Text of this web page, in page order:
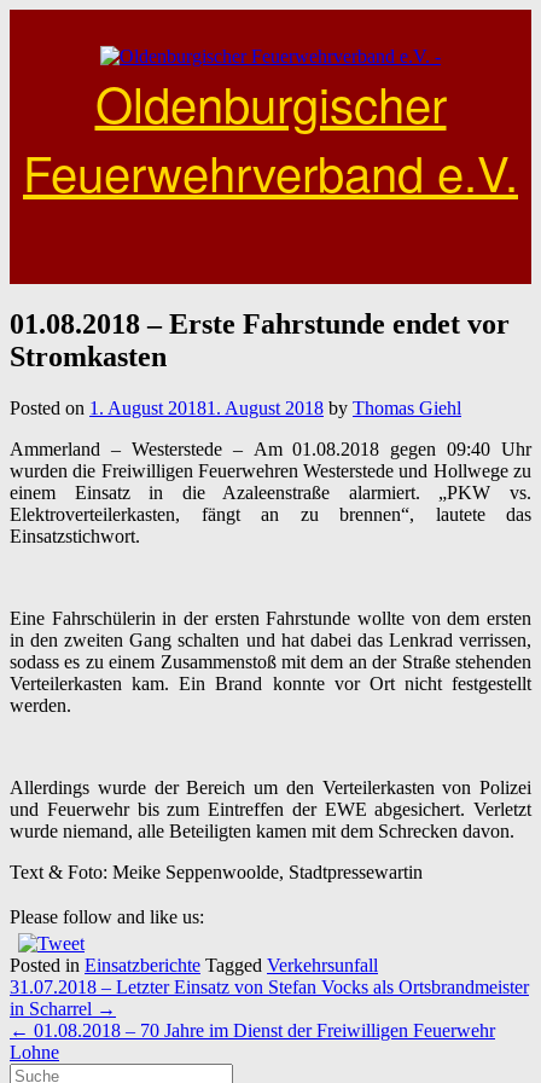
Oldenburgischer
Feuerwehrverband e.V.
01.08.2018 – Erste Fahrstunde endet vor
Stromkasten
Posted on 1. August 20181. August 2018 by Thomas Giehl
Ammerland – Westerstede – Am01.08.2018 gegen 09:40 Uhr
wurden die Freiwilligen FeuerwehrenWesterstede und Hollwege zu
einem Einsatz in die Azaleenstraße alarmiert. „PKW vs.
Elektroverteilerkasten, fängt an zu brennen“, lautete das
Einsatzstichwort.
Eine Fahrschülerin in der ersten Fahrstunde wollte von dem ersten
in den zweiten Gang schalten und hat dabei das Lenkrad verrissen,
sodass es zu einem Zusammenstoß mit dem an der Straße stehenden
Verteilerkasten kam. Ein Brand konnte vor Ort nicht festgestellt
werden.
Allerdings wurde der Bereich um den Verteilerkasten von Polizei
und Feuerwehr bis zum Eintreffen der EWE abgesichert. Verletzt
wurde niemand, alle Beteiligten kamen mit dem Schrecken davon.
Text & Foto: Meike Seppenwoolde, Stadtpressewartin
Please follow and like us:
Posted in Einsatzberichte Tagged Verkehrsunfall
Post
navigation
31.07.2018 – Letzter Einsatz von Stefan Vocks als Ortsbrandmeister
in Scharrel →
← 01.08.2018 – 70 Jahre im Dienst der Freiwilligen Feuerwehr
Lohne